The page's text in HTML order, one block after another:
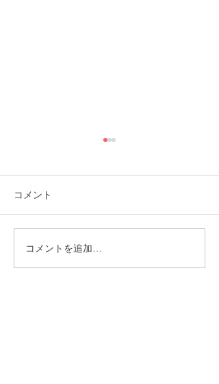
福岡市植物園「ときめき
ショップ」に出店してい
コメント
コメントを追加…